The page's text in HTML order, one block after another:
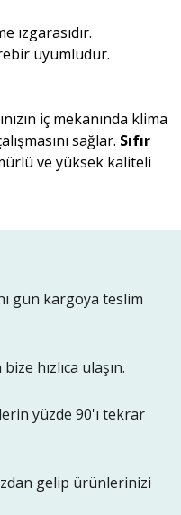
ızgarasıdır.
uyumludur.
iç mekanında klima
sağlar. Sıfır
ve yüksek kaliteli
gün kargoya teslim
hızlıca ulaşın.
yüzde 90'ı tekrar
gelip ürünlerinizi